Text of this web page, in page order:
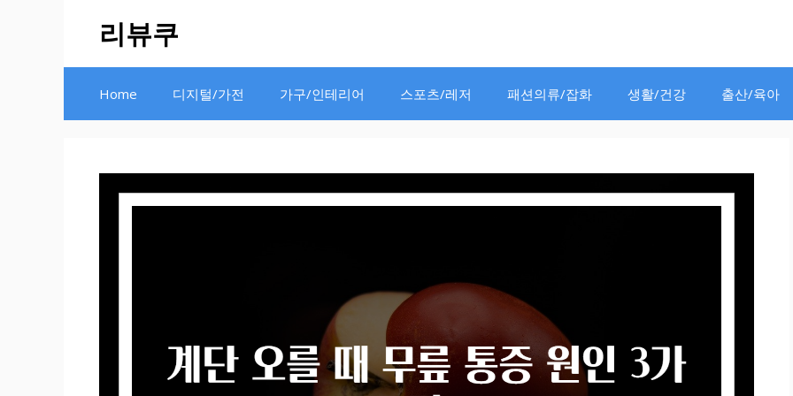
리뷰쿠
Home 디지털/가전 가구/인테리어 스포츠/레저 패션의류/잡화 생활/건강 출산/육아